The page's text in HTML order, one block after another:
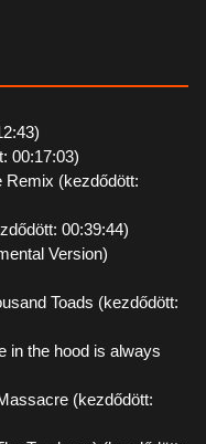
00:17:03)
Remix (kezdődött:
00:39:44)
Version)
Toads (kezdődött:
in the hood is always
(kezdődött: